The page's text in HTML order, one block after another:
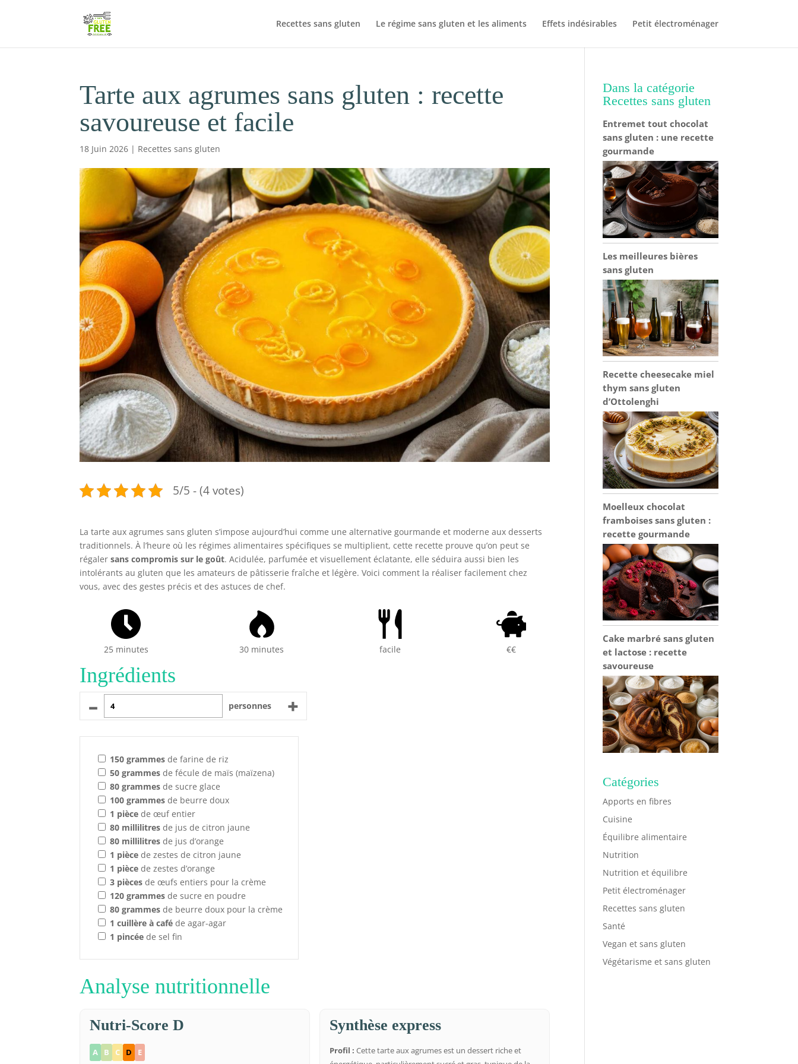
Recettes sans gluten Le régime sans gluten et les aliments Effets indésirables Petit électroménager
Tarte aux agrumes sans gluten : recette
savoureuse et facile
18 Juin 2026 | Recettes sans gluten
5/5 - (4 votes)
La tarte aux agrumes sans gluten s’impose aujourd’hui comme une alternative gourmande et moderne aux desserts
traditionnels. À l’heure où les régimes alimentaires spécifiques se multiplient, cette recette prouve qu’on peut se
régalersans compromis sur le goût. Acidulée, parfumée et visuellement éclatante, elle séduira aussi bien les
intolérants au gluten que les amateurs de pâtisserie fraîche et légère. Voici comment la réaliser facilement chez
vous, avec des gestes précis et des astuces de chef.
25 minutes 30 minutes facile €€
Ingrédients
– personnes +
150 grammes de farine de riz
50 grammes de fécule de maïs (maïzena)
80 grammes de sucre glace
100 grammes de beurre doux
1 pièce de œuf entier
80 millilitres de jus de citron jaune
80 millilitres de jus d’orange
1 pièce de zestes de citron jaune
1 pièce de zestes d’orange
3 pièces de œufs entiers pour la crème
120 grammes de sucre en poudre
80 grammes de beurre doux pour la crème
1 cuillère à café de agar-agar
1 pincée de sel fin
Analyse nutritionnelle
Nutri-Score D
A B C D E
Synthèse express
Profil : Cette tarte aux agrumes est un dessert riche et
Dans la catégorie
Recettes sans gluten
Entremet tout chocolat
sans gluten : une recette
gourmande
Les meilleures bières
sans gluten
Recette cheesecake miel
thym sans gluten
d’Ottolenghi
Moelleux chocolat
framboises sans gluten :
recette gourmande
Cake marbré sans gluten
et lactose : recette
savoureuse
Catégories
Apports en fibres
Cuisine
Équilibre alimentaire
Nutrition
Nutrition et équilibre
Petit électroménager
Recettes sans gluten
Santé
Vegan et sans gluten
Végétarisme et sans gluten